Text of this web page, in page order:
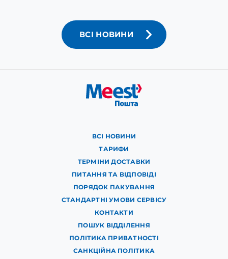
ВСІ НОВИНИ
ВСІ НОВИНИ
ТАРИФИ
ТЕРМІНИ ДОСТАВКИ
ПИТАННЯ ТА ВІДПОВІДІ
ПОРЯДОК ПАКУВАННЯ
СТАНДАРТНІ УМОВИ СЕРВІСУ
КОНТАКТИ
ПОШУК ВІДДІЛЕННЯ
ПОЛІТИКА ПРИВАТНОСТІ
САНКЦІЙНА ПОЛІТИКА